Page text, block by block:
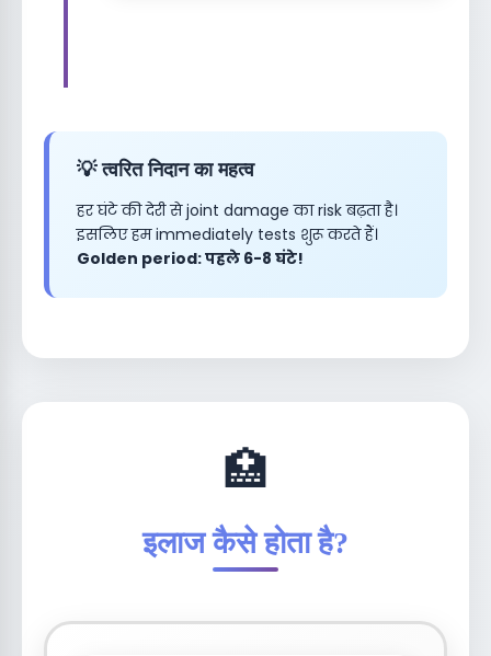
💡 त्वरित निदान का महत्व
हर घंटे की देरी से joint damage का risk बढ़ता है।
इसलिए हम immediately tests शुरू करते हैं।
Golden period: पहले 6-8 घंटे!
🏥
इलाज कैसे होता है?